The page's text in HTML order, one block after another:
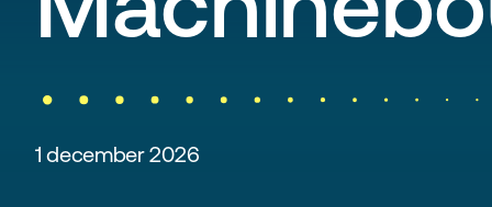
1 december 2026